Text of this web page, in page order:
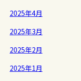
2025年4月
2025年3月
2025年2月
2025年1月